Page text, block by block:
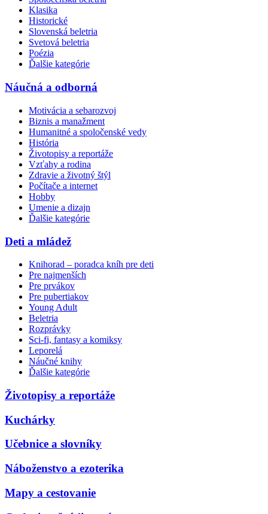
Klasika
Historické
Slovenská beletria
Svetová beletria
Poézia
Ďalšie kategórie
Náučná a odborná
Motivácia a sebarozvoj
Biznis a manažment
Humanitné a spoločenské vedy
História
Životopisy a reportáže
Vzťahy a rodina
Zdravie a životný štýl
Počítače a internet
Hobby
Umenie a dizajn
Ďalšie kategórie
Deti a mládež
Knihorad – poradca kníh pre deti
Pre najmenších
Pre prvákov
Pre pubertiakov
Young Adult
Beletria
Rozprávky
Sci-fi, fantasy a komiksy
Leporelá
Náučné knihy
Ďalšie kategórie
Životopisy a reportáže
Kuchárky
Učebnice a slovníky
Náboženstvo a ezoterika
Mapy a cestovanie